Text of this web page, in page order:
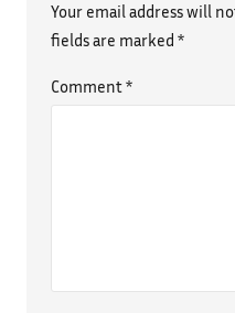
Your email address will
fields are marked *
Comment*